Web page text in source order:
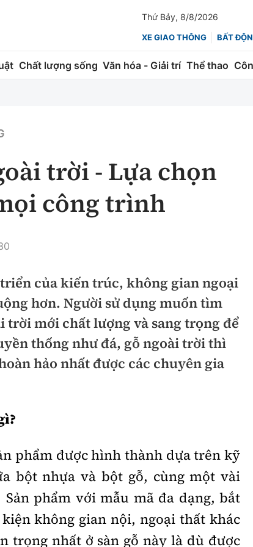
Thứ Bảy, 8/8/2026
XE GIAO THÔNG BẤT
Chất lượng sống Văn hóa - Giải trí Thể thao
Hàng không
Đường sắt
Đường thủy
Hàng hải
Đường sắt đô thị
Nhà thầu
Chứng khoán
Bảo hiểm
Thể thao
Bóng đá
Công nghệ
Công nghệ mới
trời - Lựa chọn
công trình
của kiến trúc, không gian ngoại
hơn. Người sử dụng muốn tìm
mới chất lượng và sang trọng để
thống như đá, gỗ ngoài trời thì
hảo nhất được các chuyên gia
phẩm được hình thành dựa trên kỹ
bột nhựa và bột gỗ, cùng một vài
phẩm với mẫu mã đa dạng, bắt
không gian nội, ngoại thất khác
trọng nhất ở sàn gỗ này là dù được